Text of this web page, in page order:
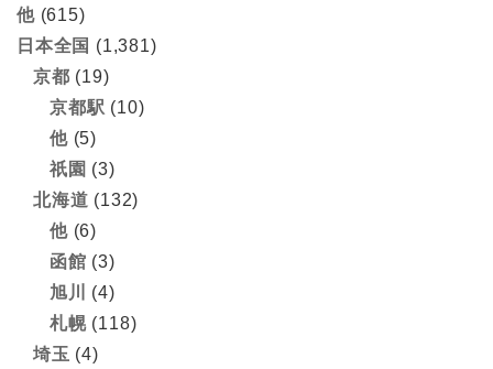
他(615)
日本全国 (1,381)
京都 (19)
京都駅 (10)
他(5)
祇園 (3)
北海道 (132)
他(6)
函館 (3)
旭川
(4)
札幌(118)
埼玉 (4)